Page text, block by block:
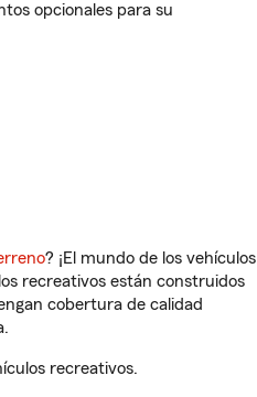
opcionales para su
? ¡El mundo de los vehículos
recreativos están construidos
cobertura de calidad
recreativos.